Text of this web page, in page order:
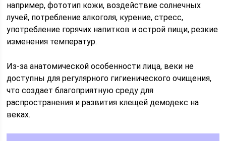
например, фототип кожи, воздействие солнечных
лучей, потребление алкоголя, курение, стресс,
употребление горячих напитков и острой пищи, резкие
изменения температур.
Из-за анатомической особенности лица, веки не
доступны для регулярного гигиенического очищения,
что создает благоприятную среду для
распространения и развития клещей демодекс на
веках.